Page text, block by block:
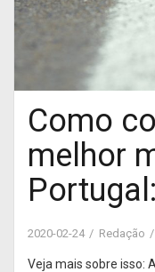
Como
melhor
Portugal:
2020-02-24 Redação
Veja mais sobre isso: